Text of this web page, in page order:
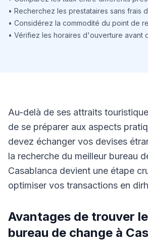
• Recherchez les prestataires sans frais
• Considérez la commodité du point de
• Vérifiez les horaires d'ouverture avant
Au-delà de ses attraits
de se préparer aux aspects
devez échanger vos devises
la recherche du meilleur bureau
Casablanca devient une étape
optimiser vos transactions en
Avantages de trouver
bureau de change à